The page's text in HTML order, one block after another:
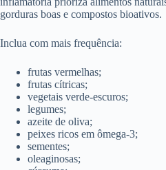
gorduras boas e compostos bioativos.
Inclua com mais frequência:
frutas vermelhas;
frutas cítricas;
vegetais verde-escuros;
legumes;
azeite de oliva;
peixes ricos em ômega-3;
sementes;
oleaginosas;